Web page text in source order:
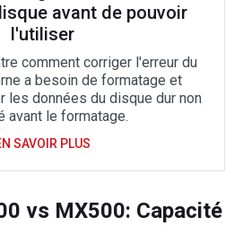
avant de pouvoir
l'utiliser
comment corriger l'erreur du
a besoin de formatage et
les données du disque dur non
avant le formatage.
SAVOIR PLUS
vs MX500: Capacité